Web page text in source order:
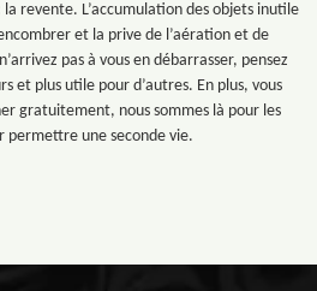
revente. L’accumulation des objets inutile
et la prive de l’aération et de
pas à vous en débarrasser, pensez
et plus utile pour d’autres. En plus, vous
gratuitement, nous sommes là pour les
permettre une seconde vie.